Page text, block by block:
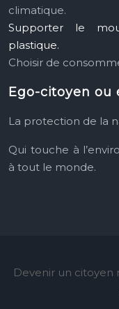
climatique.
Supporter le
plastique.
Choisir de
Ego-citoyen ou
La protection de la
Qui touche à
à tout le monde.
Devenir un citoyen